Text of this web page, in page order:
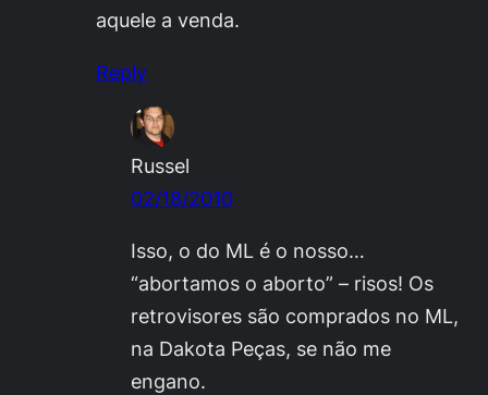
aquele a venda.
Reply
Russel
02/18/2010
Isso, o do ML é o nosso…
“abortamos o aborto” – risos! Os
retrovisores são comprados no ML,
na Dakota Peças, se não me
engano.